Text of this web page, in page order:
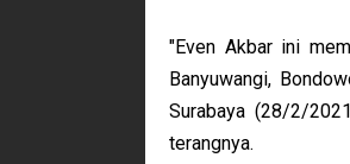
"Even Akbar ini
Banyuwangi,
Surabaya (28/2/
terangnya.